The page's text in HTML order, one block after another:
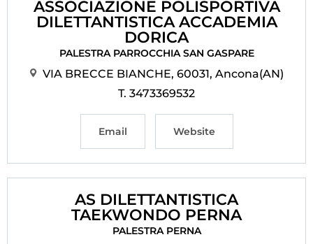
ASSOCIAZIONE POLISPORTIVA
DILETTANTISTICA ACCADEMIA
DORICA
PALESTRA PARROCCHIA SAN GASPARE
VIA BRECCE BIANCHE, 60031, Ancona(AN)
T. 3473369532
Email Website
AS DILETTANTISTICA
TAEKWONDO PERNA
PALESTRA PERNA